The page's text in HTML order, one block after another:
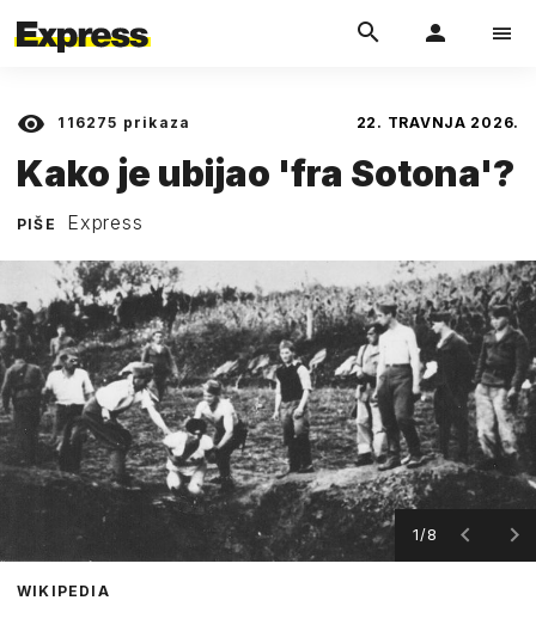
116275 prikaza 22. TRAVNJA 2026.
Kako je ubijao 'fra Sotona'?
PIŠE Express
1/8
WIKIPEDIA